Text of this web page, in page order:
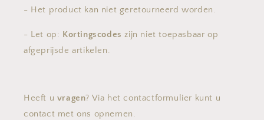
- Het product kan niet geretourneerd worden.
- Let op: Kortingscodes zijn niet toepasbaar op
afgeprijsde artikelen.
Heeft u vragen? Via het contactformulier kunt u
contact met ons opnemen.